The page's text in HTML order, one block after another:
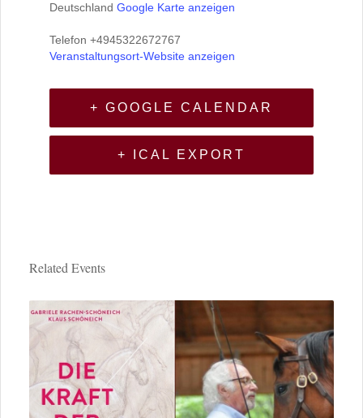
Deutschland Google Karte anzeigen
Telefon +4945322672767
Veranstaltungsort-Website anzeigen
+ GOOGLE CALENDAR
+ ICAL EXPORT
Related Events